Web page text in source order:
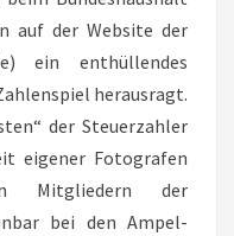
auf der Website der
ein enthüllendes
herausragt.
der Steuerzahler
eigener Fotografen
Mitgliedern der
bei den Ampel-